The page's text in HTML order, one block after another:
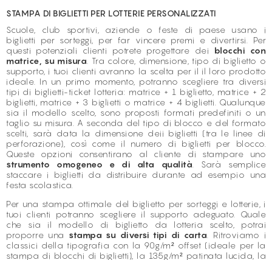
STAMPA DI BIGLIETTI PER LOTTERIE PERSONALIZZATI
Scuole, club sportivi, aziende o feste di paese usano i
biglietti per sorteggi, per far vincere premi e divertirsi. Per
questi potenziali clienti potrete progettare dei blocchi con
matrice, su misura . Tra colore, dimensione, tipo di biglietto o
supporto, i tuoi clienti avranno la scelta per il il loro prodotto
ideale. In un primo momento, potranno scegliere tra diversi
tipi di biglietti-ticket lotteria: matrice + 1 biglietto, matrice + 2
biglietti, matrice + 3 biglietti o matrice + 4 biglietti. Qualunque
sia il modello scelto, sono proposti formati predefiniti o un
taglio su misura. A seconda del tipo di blocco e del formato
scelti, sarà data la dimensione deii biglietti (tra le linee di
perforazione), così come il numero di biglietti per blocco.
Queste opzioni consentirano al cliente di stampare uno
strumento omogeneo e di alta qualità . Sarà semplice
staccare i biglietti da distribuire durante ad esempio una
festa scolastica.
Per una stampa ottimale del biglietto per sorteggi e lotterie, i
tuoi clienti potranno scegliere il supporto adeguato. Quale
che sia il modello di biglietto da lotteria scelto, potrai
proporre una stampa su diversi tipi di carta . Ritroviamo i
classici della tipografia con la 90g/m² offset (ideale per la
stampa di blocchi di biglietti), la 135g/m² patinata lucida, la